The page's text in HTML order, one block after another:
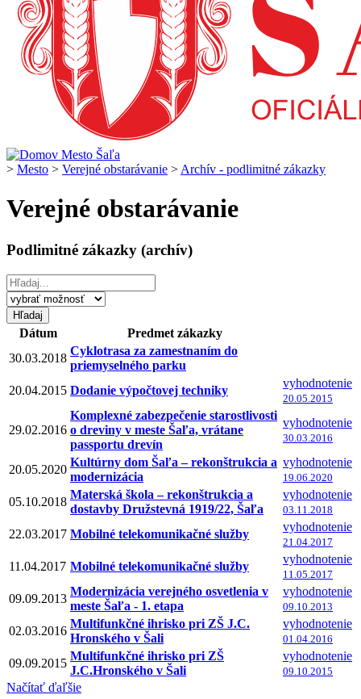
> Mesto > Verejné obstarávanie > Archív - podlimitné zákazky
Verejné obstarávanie
Podlimitné zákazky (archív)
Dátum
Predmet zákazky
30.03.2018
Cyklotrasa za zamestnaním do
priemyselného parku
20.04.2015 Dodanie výpočtovej techniky
vyhodnotenie
20.05.2015
29.02.2016
Komplexné zabezpečenie starostlivosti
o dreviny v meste Šaľa, vrátane
passportu drevín
vyhodnotenie
30.03.2016
20.05.2020
Kultúrny dom Šaľa – rekonštrukcia a
modernizácia
vyhodnotenie
19.06.2020
05.10.2018
Materská škola – rekonštrukcia a
dostavby Družstevná 1919/22, Šaľa
vyhodnotenie
03.11.2018
22.03.2017 Mobilné telekomunikačné služby
vyhodnotenie
21.04.2017
11.04.2017 Mobilné telekomunikačné služby
vyhodnotenie
11.05.2017
09.09.2013
Modernizácia verejného osvetlenia v
meste Šaľa - 1. etapa
vyhodnotenie
09.10.2013
02.03.2016
Multifunkčné ihrisko pri ZŠ J.C.
Hronského v Šali
vyhodnotenie
01.04.2016
09.09.2015
Multifunkčné ihrisko pri ZŠ
J.C.Hronského v Šali
vyhodnotenie
09.10.2015
Načítať ďaľšie